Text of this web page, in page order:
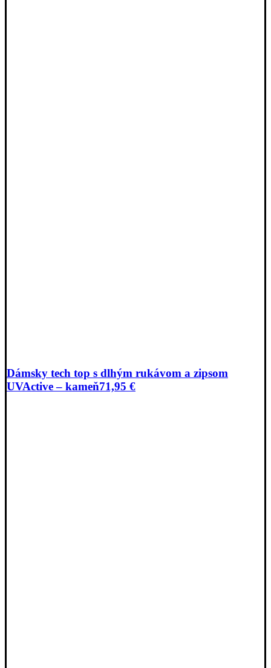
Dámsky tech top s dlhým rukávom a zipsom
UVActive – kameň71,95 €